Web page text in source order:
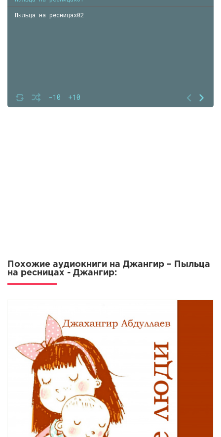
-10 +10
Пыльца на ресницах02
Похожие аудиокниги на Джангир – Пыльца
на ресницах - Джангир: